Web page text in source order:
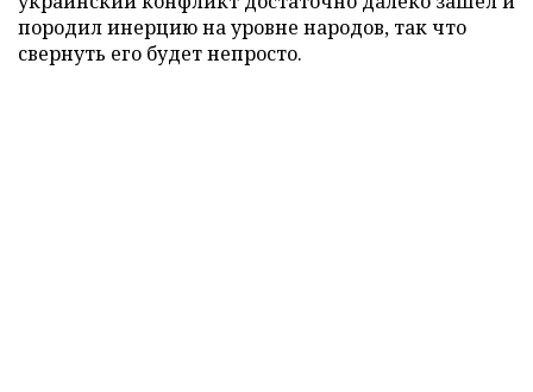
породил инерцию на уровне народов, так что
свернуть его будет непросто.